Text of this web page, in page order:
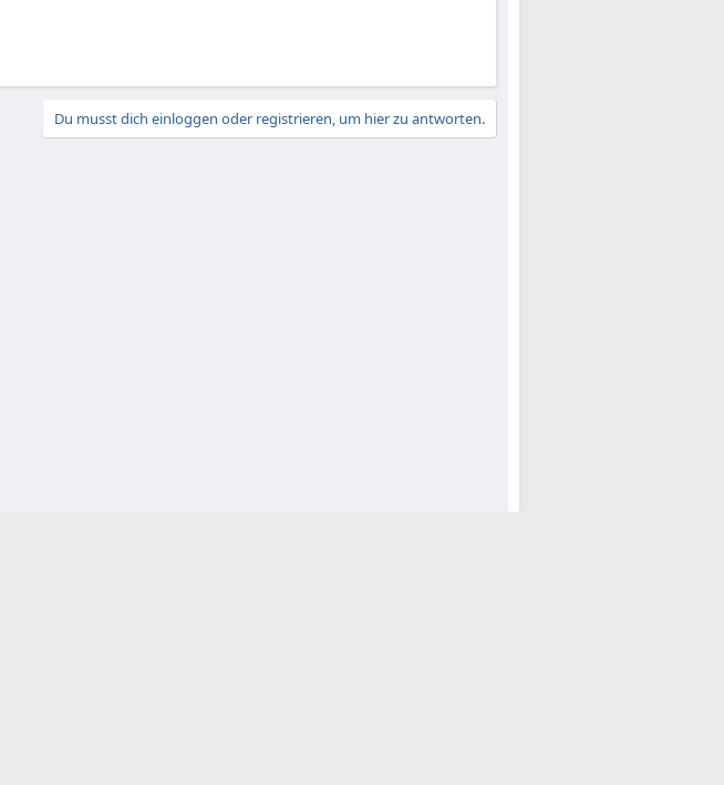
Du musst dich einloggen oder registrieren, um hier zu antworten.